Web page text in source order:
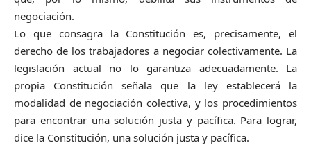
negociación.
Lo que consagra la Constitución es, precisamente, el
derecho de los trabajadores a negociar colectivamente. La
legislación actual no lo garantiza adecuadamente. La
propia Constitución señala que la ley establecerá la
modalidad de negociación colectiva, y los procedimientos
para encontrar una solución justa y pacífica. Para lograr,
dice la Constitución, una solución justa y pacífica.